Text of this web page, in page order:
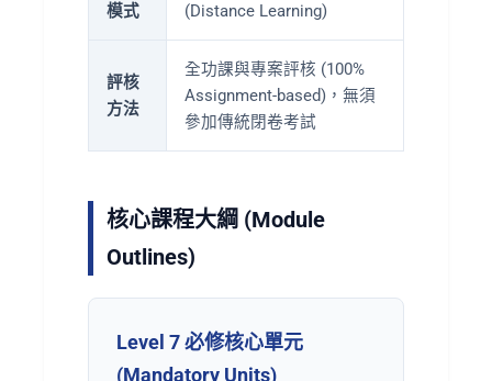
模式
(Distance Learning)
評核
方法
全功課與專案評核 (100%
Assignment-based)，無須
參加傳統閉卷考試
核心課程大綱 (Module
Outlines)
Level 7 必修核心單元
(Mandatory Units)